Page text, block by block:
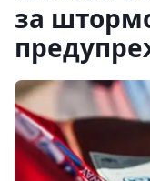
за